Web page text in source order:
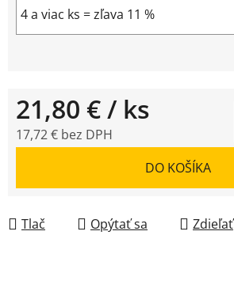
4 a viac ks = zľava 11 %
21,80 €/ ks
17,72 € bez DPH
DO KOŠÍKA
Tlač Opýtať sa Zdieľať